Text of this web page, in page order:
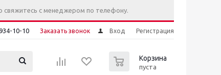
свяжитесь с менеджером по телефону.
Вход Регистрация
10-10 Заказать звонок
Корзина
пуста